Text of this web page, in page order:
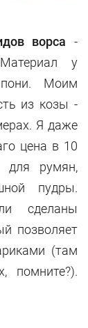
ворса -
у
Моим
из козы -
Я даже
цена в 10
для румян,
пудры.
сделаны
позволяет
(там
помните?).